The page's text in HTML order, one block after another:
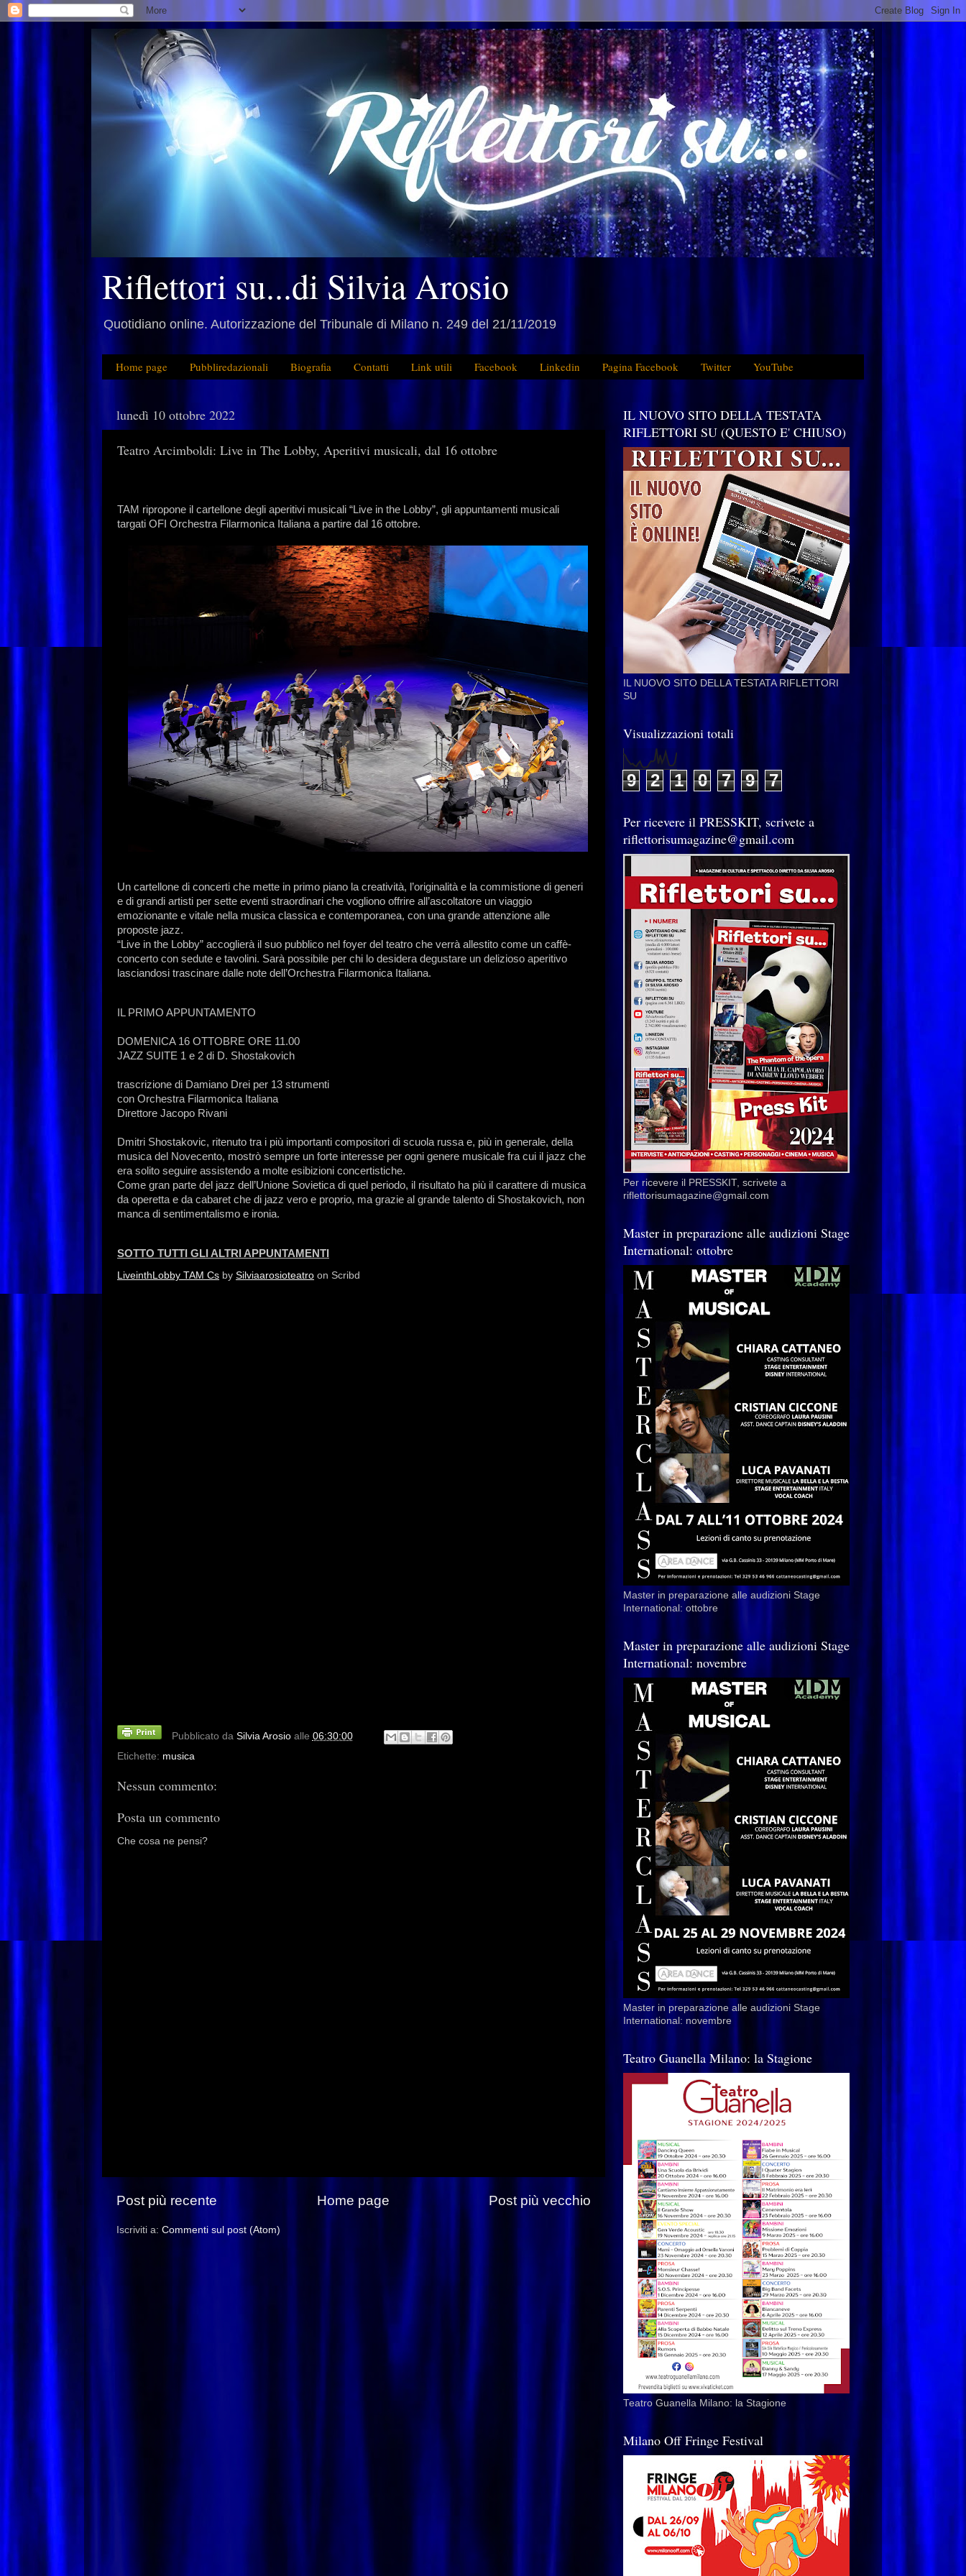
Riflettori su...di Silvia Arosio
Quotidiano online. Autorizzazione del Tribunale di Milano n. 249 del 21/11/2019
Home page Pubbliredazionali Biografia Contatti Link utili Facebook Linkedin Pagina Facebook Twitter YouTube
lunedì 10 ottobre 2022
Teatro Arcimboldi: Live in The Lobby, Aperitivi musicali, dal 16 ottobre
TAM ripropone il cartellone degli aperitivi musicali “Live in the Lobby”, gli appuntamenti musicali
targati OFI Orchestra Filarmonica Italiana a partire dal 16 ottobre.
Un cartellone di concerti che mette in primo piano la creatività, l’originalità e la commistione di generi
e di grandi artisti per sette eventi straordinari che vogliono offrire all’ascoltatore un viaggio
emozionante e vitale nella musica classica e contemporanea, con una grande attenzione alle
proposte jazz.
“Live in the Lobby” accoglierà il suo pubblico nel foyer del teatro che verrà allestito come un caffè-
concerto con sedute e tavolini. Sarà possibile per chi lo desidera degustare un delizioso aperitivo
lasciandosi trascinare dalle note dell’Orchestra Filarmonica Italiana.
IL PRIMO APPUNTAMENTO
DOMENICA 16 OTTOBRE ORE 11.00
JAZZ SUITE 1 e 2 di D. Shostakovich
trascrizione di Damiano Drei per 13 strumenti
con Orchestra Filarmonica Italiana
Direttore Jacopo Rivani
Dmitri Shostakovic, ritenuto tra i più importanti compositori di scuola russa e, più in generale, della
musica del Novecento, mostrò sempre un forte interesse per ogni genere musicale fra cui il jazz che
era solito seguire assistendo a molte esibizioni concertistiche.
Come gran parte del jazz dell’Unione Sovietica di quel periodo, il risultato ha più il carattere di musica
da operetta e da cabaret che di jazz vero e proprio, ma grazie al grande talento di Shostakovich, non
manca di sentimentalismo e ironia.
SOTTO TUTTI GLI ALTRI APPUNTAMENTI
LiveinthLobby TAM Cs by Silviaarosioteatro on Scribd
Pubblicato da Silvia Arosio alle 06:30:00
Etichette: musica
Nessun commento:
Posta un commento
Che cosa ne pensi?
Post più recente Post più vecchio
Home page
Iscriviti a: Commenti sul post (Atom)
IL NUOVO SITO DELLA TESTATA
RIFLETTORI SU (QUESTO E' CHIUSO)
IL NUOVO SITO DELLA TESTATA RIFLETTORI
SU
Visualizzazioni totali
9 2 1 0 7 9 7
Per ricevere il PRESSKIT, scrivete a
riflettorisumagazine@gmail.com
Per ricevere il PRESSKIT, scrivete a
riflettorisumagazine@gmail.com
Master in preparazione alle audizioni Stage
International: ottobre
Master in preparazione alle audizioni Stage
International: ottobre
Master in preparazione alle audizioni Stage
International: novembre
Master in preparazione alle audizioni Stage
International: novembre
Teatro Guanella Milano: la Stagione
Teatro Guanella Milano: la Stagione
Milano Off Fringe Festival